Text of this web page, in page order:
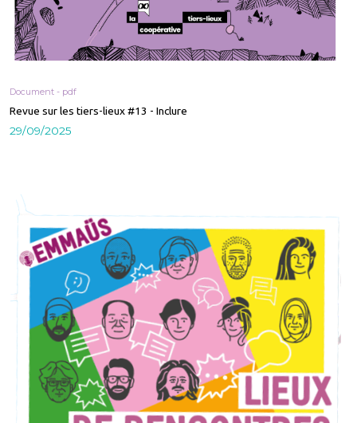
Document - pdf
Revue sur les tiers-lieux #13 - Inclure
29/09/2025